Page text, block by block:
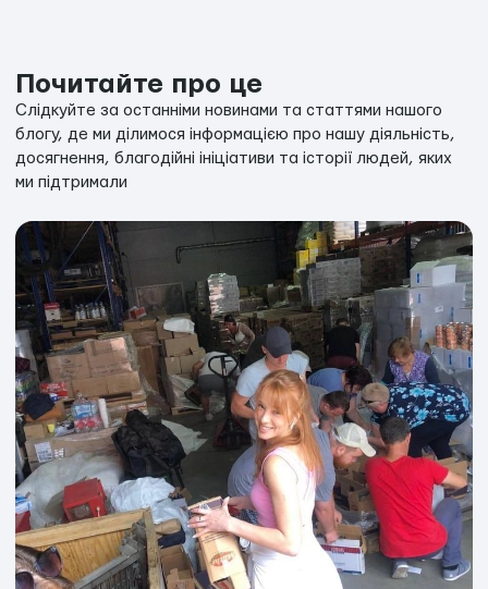
Почитайте про це
Слідкуйте за останніми новинами та статтями нашого
блогу, де ми ділимося інформацією про нашу діяльність,
досягнення, благодійні ініціативи та історії людей, яких
ми підтримали